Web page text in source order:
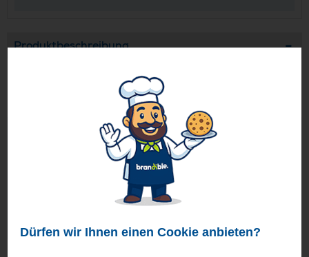
Dürfen wir Ihnen einen Cookie anbieten?
Produktbeschreibung
Für die Mundhygiene. Aus Kunststoff und mit großer
Werbefläche! Füllmenge: 0,2 Liter.
Geprüft von Ewa
Nur Produkte, die unseren Qualitätscheck
schaffen es in den Shop.Mehr erfahren